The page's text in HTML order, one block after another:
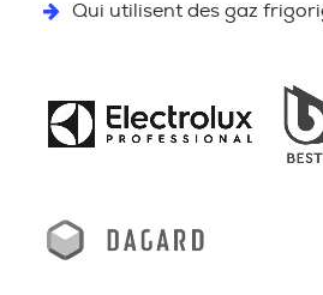
Qui utilisent des gaz